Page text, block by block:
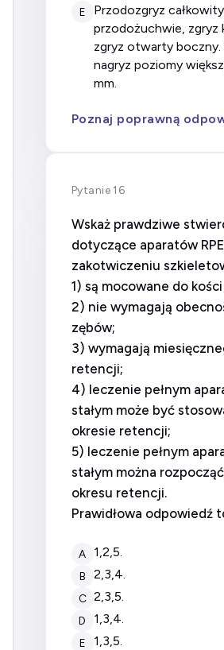
E
przodozgryz całkowity,
przodożuchwie, zgryz
zgryz otwarty
nagryz poziomy
mm.
Poznaj poprawną
Pytanie 16
Wskaż prawdziwe
dotyczące aparatów
zakotwiczeniu
1) są mocowane do
2) nie wymagają
zębów;
3) wymagają
retencji;
4) leczenie pełnym
stałym może być
okresie retencji;
5) leczenie pełnym
stałym można
okresu retencji.
Prawidłowa odpowiedź
A 1,2,5.
B 2,3,4.
C 2,3,5.
D 1,3,4.
E 1,3,5.